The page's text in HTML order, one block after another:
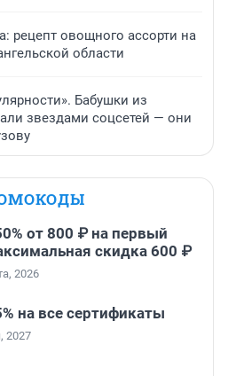
рецепт овощного ассорти на
области
Бабушки из
звездами соцсетей — они
от 800 ₽ на первый
скидка 600 ₽
2026
на все сертификаты
2027